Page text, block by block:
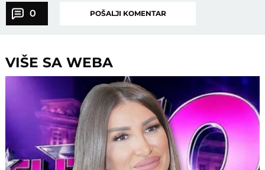
0 POŠALJI KOMENTAR
VIŠE SA WEBA